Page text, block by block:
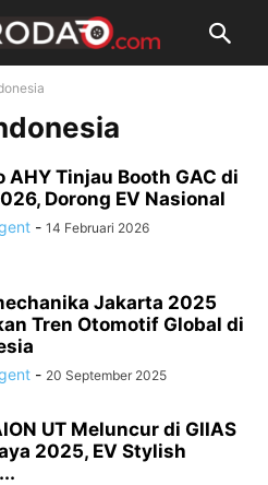
AHY Tinjau Booth GAC di
Dorong EV Nasional
- 14 Februari 2026
Jakarta 2025
Tren Otomotif Global di
- 20 September 2025
UT Meluncur di GIIAS
2025, EV Stylish